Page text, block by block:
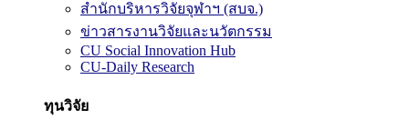
สำนักบริหารวิจัยจุฬาฯ (สบจ.)
ข่าวสารงานวิจัยและนวัตกรรม
CU Social Innovation Hub
CU-Daily Research
ทุนวิจัย